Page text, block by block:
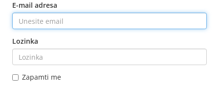
E-mail adresa
Lozinka
Zapamti me